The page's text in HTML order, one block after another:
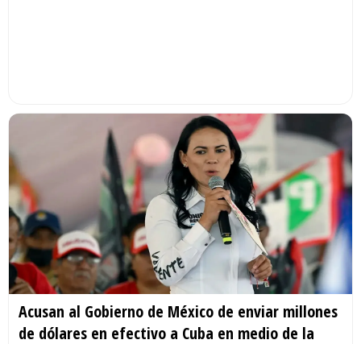
Acusan al Gobierno de México de enviar millones
de dólares en efectivo a Cuba en medio de la